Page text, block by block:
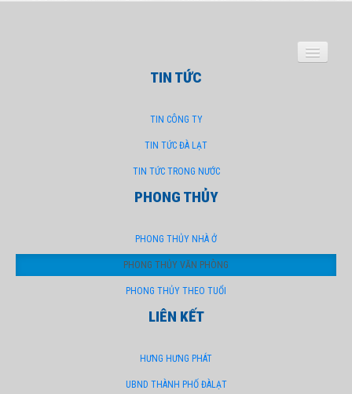
CÔNG TY
TRANG CHỦ
HÌNH ẢNH CÔNG TY
TUYỂN DỤNG
TIN TỨC
TIN CÔNG TY
TIN TỨC ĐÀ LẠT
TIN TỨC TRONG NƯỚC
PHONG THỦY
PHONG THỦY NHÀ Ở
PHONG THỦY VĂN PHÒNG
PHONG THỦY THEO TUỔI
LIÊN KẾT
HƯNG HƯNG PHÁT
UBND THÀNH PHỐ ĐÀLẠT